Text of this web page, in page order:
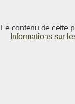
Le contenu de cette
Informations sur